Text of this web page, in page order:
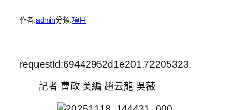
作者:admin分類:項目
requestId:69442952d1e201.72205323.
記者 曹政 美編 趙云龍 吳薇